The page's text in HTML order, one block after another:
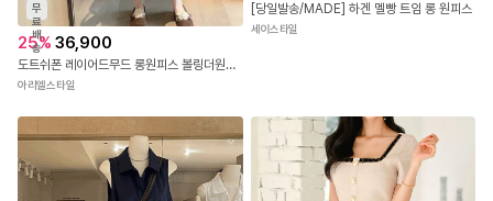
무
료
배
송
25% 36,900
도트쉬폰 레이어드무드 롱원피스 볼링더원피스
아리엘스타일
[당일발송/MADE] 하겐 멜빵 트임 롱 원피스
세이스타일